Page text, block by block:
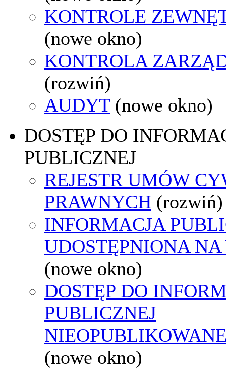
KONTROLE
(nowe okno)
KONTROLA
(rozwiń)
AUDYT (nowe okno)
DOSTĘP DO
PUBLICZNEJ
REJESTR UMÓW
PRAWNYCH (rozwiń)
INFORMACJA
UDOSTĘPNIONA
(nowe okno)
DOSTĘP DO
PUBLICZNEJ
(nowe okno)